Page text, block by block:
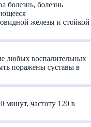
болезнь, болезнь
железы и стойкой
любых воспалительных
поражены суставы в
минут, частоту 120 в